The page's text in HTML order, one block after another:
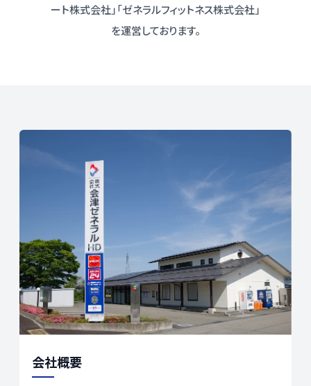
ート株式会社」「ゼネラルフィットネス株式会社」
を運営しております。
会社概要